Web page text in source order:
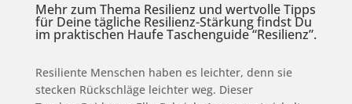
Mehr zum Thema Resilienz und wertvolle Tipps
für Deine tägliche Resilienz-Stärkung findst Du
im praktischen Haufe Taschenguide “Resilienz”.
Resiliente Menschen haben es leichter, denn sie
stecken Rückschläge leichter weg. Dieser